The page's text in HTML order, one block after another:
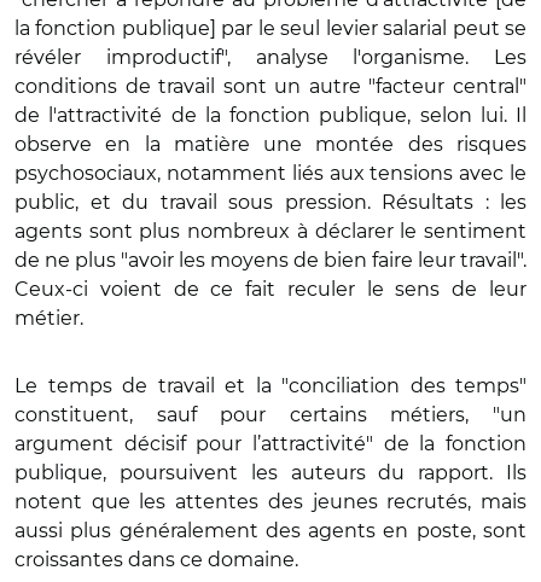
la fonction publique] par le seul levier salarial peut se
révéler improductif", analyse l'organisme. Les
conditions de travail sont un autre "facteur central"
de l'attractivité de la fonction publique, selon lui. Il
observe en la matière une montée des risques
psychosociaux, notamment liés aux tensions avec le
public, et du travail sous pression. Résultats : les
agents sont plus nombreux à déclarer le sentiment
de ne plus "avoir les moyens de bien faire leur travail ".
Ceux-ci voient de ce fait reculer le sens de leur
métier.
Le temps de travail et la "conciliation des temps"
constituent, sauf pour certains métiers, "un
argument décisif pour l’attractivité" de la fonction
publique, poursuivent les auteurs du rapport. Ils
notent que les attentes des jeunes recrutés, mais
aussi plus généralement des agents en poste, sont
croissantes dans ce domaine.